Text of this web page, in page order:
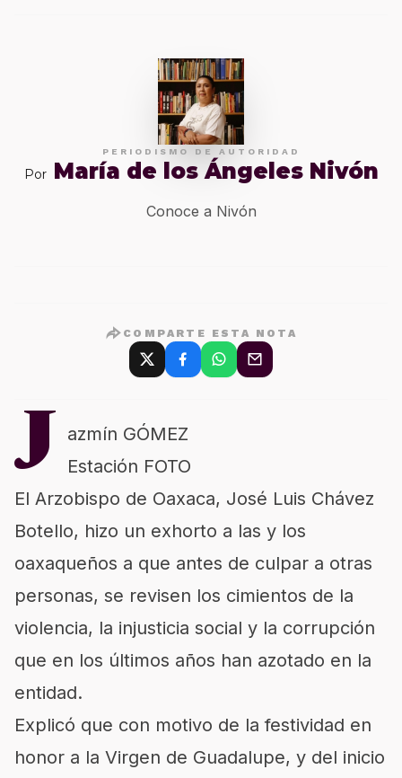
PERIODISMO DE AUTORIDAD
Por María de los Ángeles Nivón
Conoce a Nivón
COMPARTE ESTA NOTA
J
azmín GÓMEZ
Estación FOTO
El Arzobispo de Oaxaca, José Luis Chávez
Botello, hizo un exhorto a las y los
oaxaqueños a que antes de culpar a otras
personas, se revisen los cimientos de la
violencia, la injusticia social y la corrupción
que en los últimos años han azotado en la
entidad.
Explicó que con motivo de la festividad en
honor a la Virgen de Guadalupe, y del inicio